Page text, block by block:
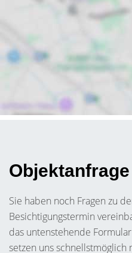
Objektanfrage
Sie haben noch Fragen zu
Besichtigungstermin
das untenstehende
setzen uns schnellstmöglich